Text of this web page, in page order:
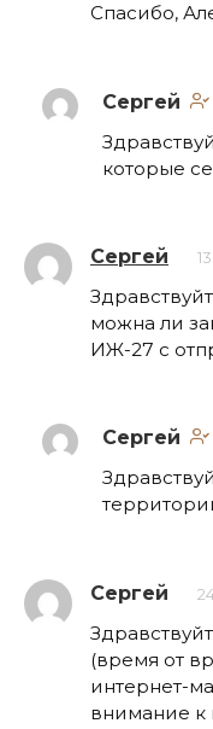
Спасибо,
Сергей
которые
Сергей
можна ли
ИЖ-27 с
Сергей
Сергей
(время от
интернет-
внимание к